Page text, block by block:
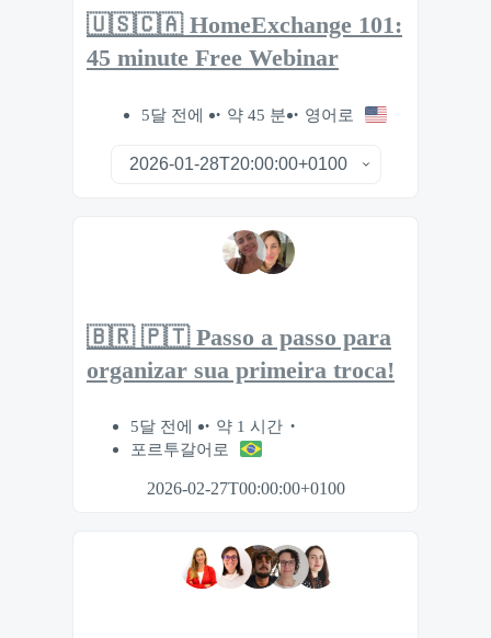
🇺🇸🇨🇦 HomeExchange 101:
45 minute Free Webinar
5달 전에 약 45 분 영어로
🇧🇷 🇵🇹 Passo a passo para
organizar sua primeira troca!
5달 전에
약 1 시간
포르투갈어로
2026-02-27T00:00:00+0100